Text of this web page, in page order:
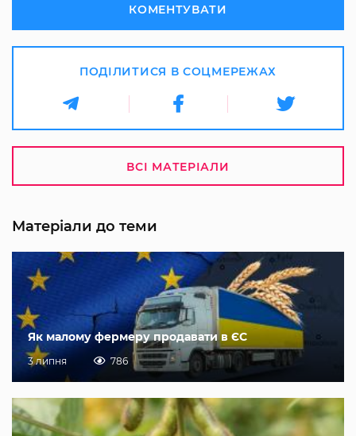
КОМЕНТУВАТИ
ПОДІЛИТИСЯ В СОЦМЕРЕЖАХ
ВСІ МАТЕРІАЛИ
Матеріали до теми
Як малому фермеру продавати в ЄС
3 липня 786